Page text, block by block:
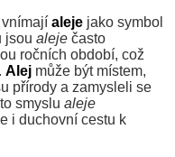
aleje jako symbol
jsou aleje často
ročních období, což
Alej může být místem,
přírody a zamysleli se
smyslu aleje
i duchovní cestu k